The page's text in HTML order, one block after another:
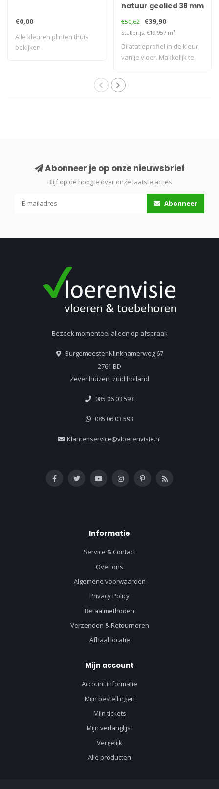
€0,00
Alle kleuren plinten thuis
bekijken
natuur geolied 38 mm
€50,62 €39,90
Stukprijs: €19,95 / m¹
Dilatatieprofiel in de kleur
van je vloer. Makkelijk te
Abonneer je op onze nieuwsbrief
Blijf op de hoogte over onze laatste acties
Abonneer
Bezoek momenteel alleen op afspraak
Burgemeester Klinkhamerweg 67
2761 BD
Zevenhuizen, zuid holland
085 06 03 593
085 06 03 593
Klantenservice@vloerenvisie.nl
Informatie
Service & Contact
Over ons
Algemene voorwaarden
Privacy Policy
Betaalmethoden
Verzenden & Retourneren
Afhaal locatie
Mijn account
Account informatie
Mijn bestellingen
Mijn tickets
Mijn verlanglijst
Vergelijk
Alle producten